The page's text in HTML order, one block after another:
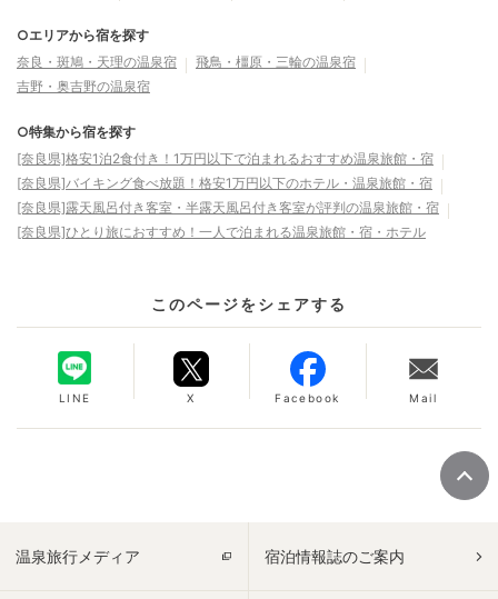
○エリアから宿を探す
奈良・斑鳩・天理の温泉宿
飛鳥・橿原・三輪の温泉宿
吉野・奥吉野の温泉宿
○特集から宿を探す
[奈良県]格安1泊2食付き！1万円以下で泊まれるおすすめ温泉旅館・宿
[奈良県]バイキング食べ放題！格安1万円以下のホテル・温泉旅館・宿
[奈良県]露天風呂付き客室・半露天風呂付き客室が評判の温泉旅館・宿
[奈良県]ひとり旅におすすめ！一人で泊まれる温泉旅館・宿・ホテル
このページをシェアする
LINE X Facebook Mail
温泉旅行メディア 宿泊情報誌のご案内